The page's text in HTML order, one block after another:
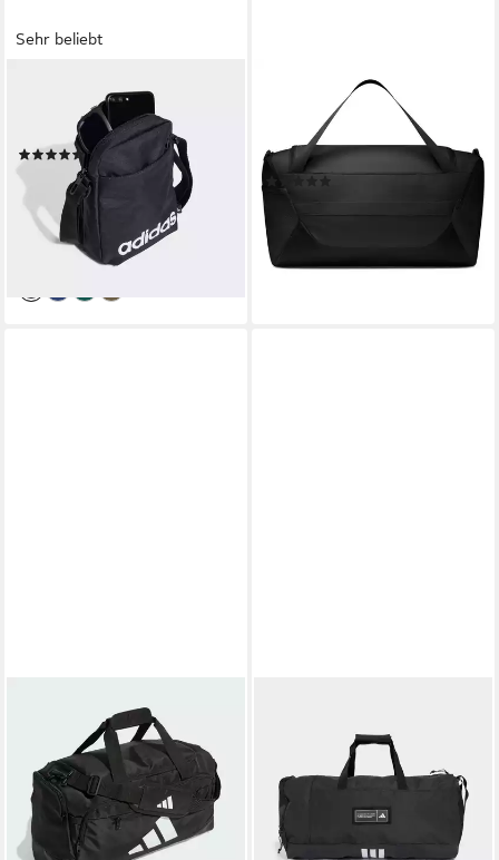
Sehr beliebt
Sporttasche LINEAR
ORGANIZER
(32)
12,99 € UVP 15,00 €
-13%
lieferbar - in 1-2 Werktagen bei dir
Sporttasche NK BRSLA S
DUFF - X, mit belüftetem
Seitenfach, aus Polyester
lieferbar - in 1-2 Werktagen bei dir